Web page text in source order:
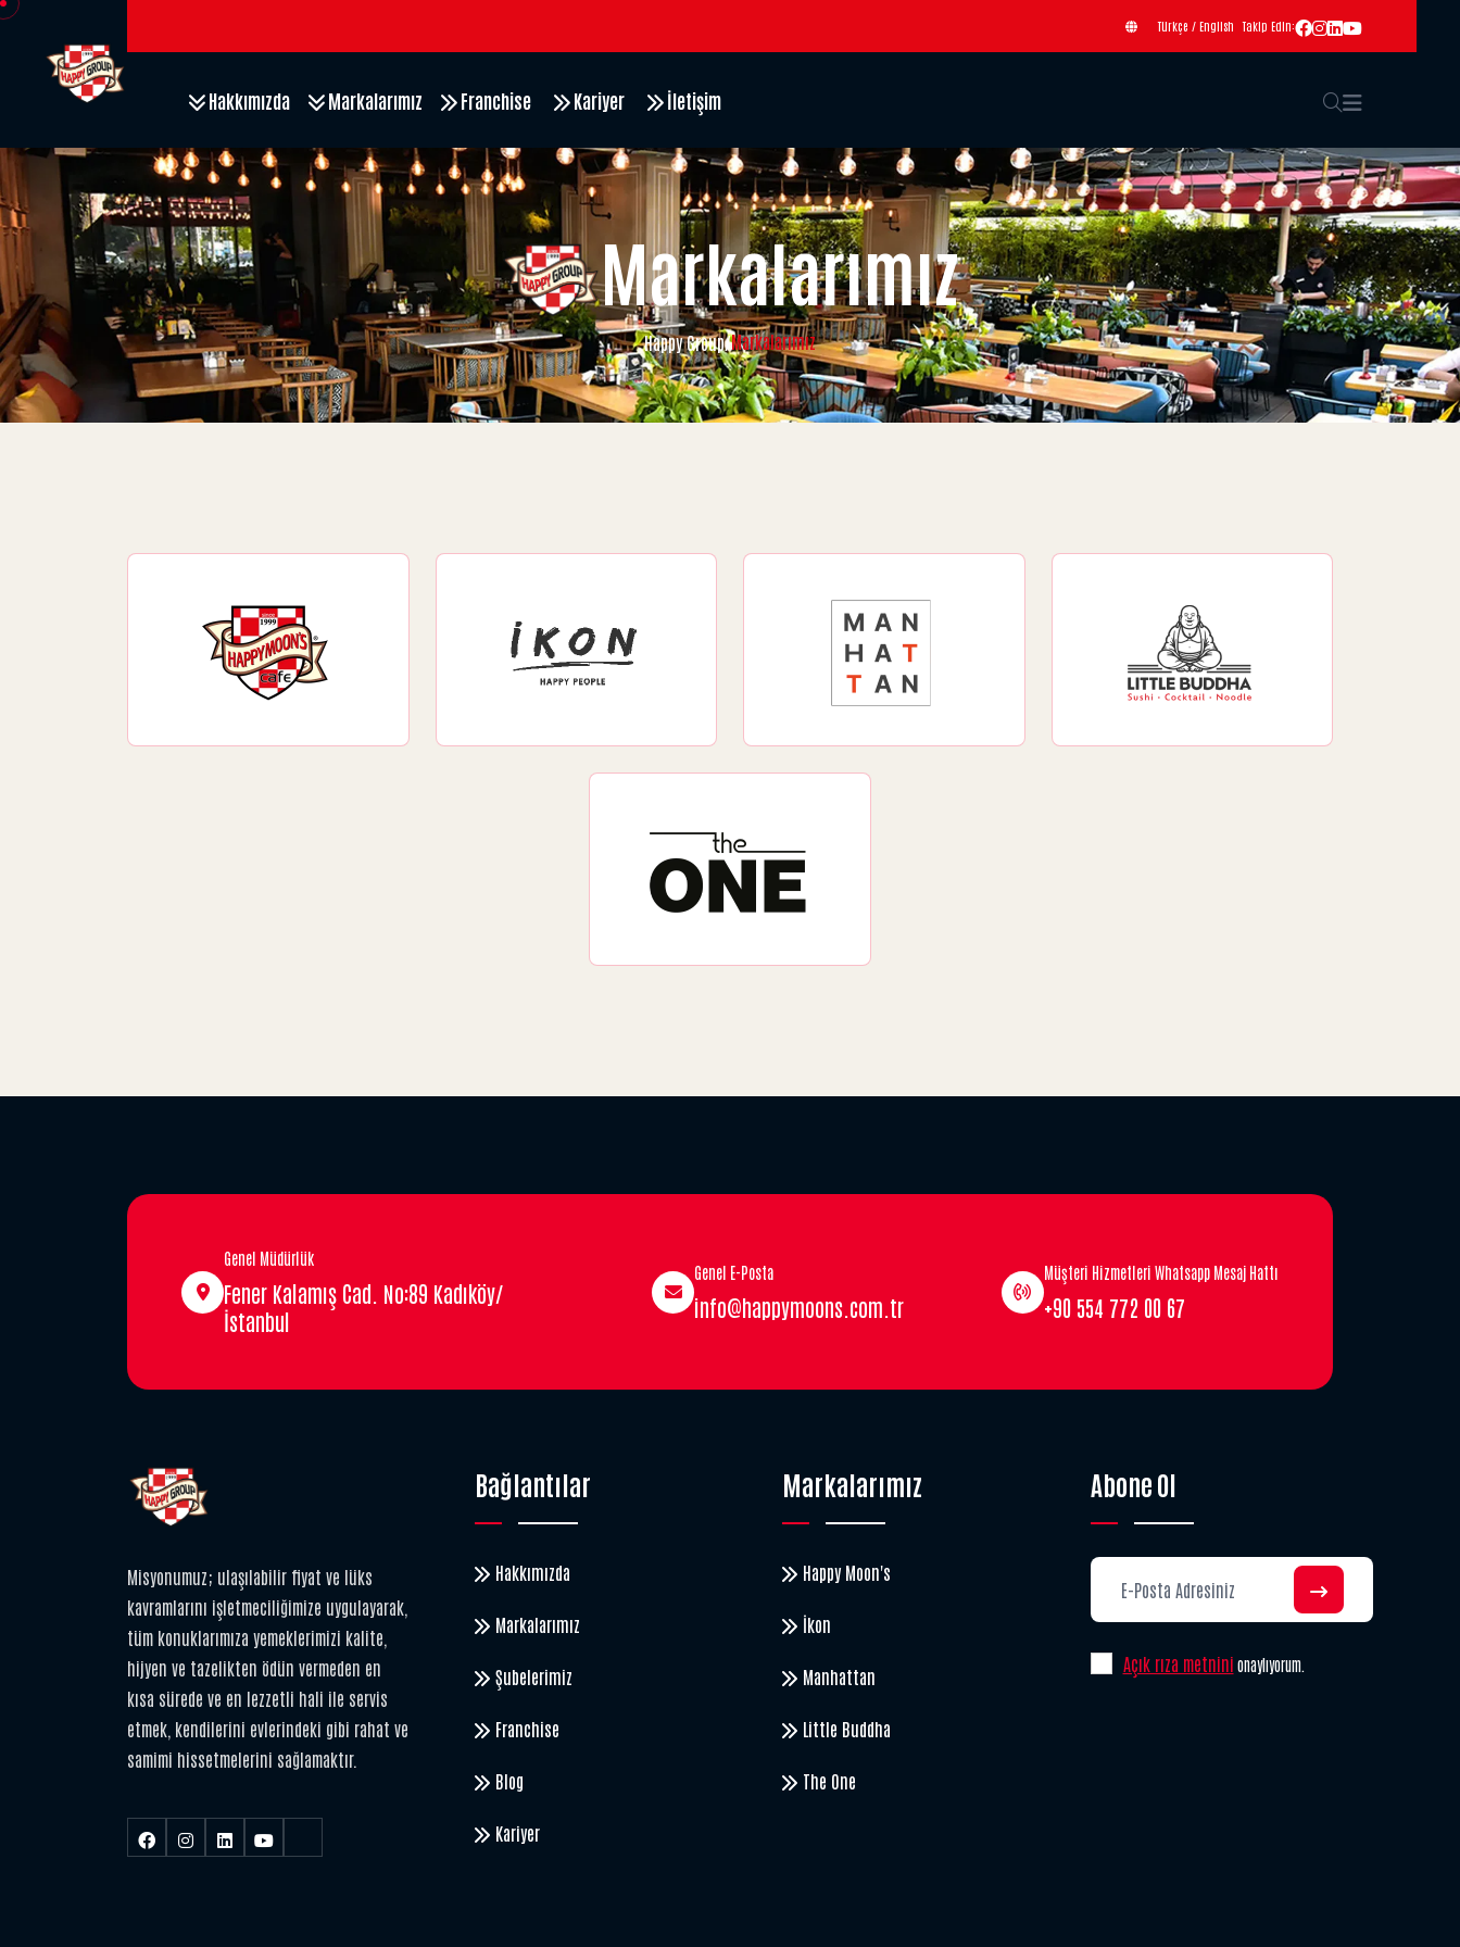
Türkçe / English Takip Edin:
Hakkımızda Markalarımız Franchise Kariyer İletişim
Markalarımız
Happy Group/Markalarımız
Genel Müdürlük
Fener Kalamış Cad. No:89 Kadıköy/
İstanbul
Genel E-Posta
info@happymoons.com.tr
Müşteri Hizmetleri Whatsapp Mesaj Hattı
+90 554 772 00 67
Misyonumuz; ulaşılabilir fiyat ve lüks
kavramlarını işletmeciliğimize uygulayarak,
tüm konuklarımıza yemeklerimizi kalite,
hijyen ve tazelikten ödün vermeden en
kısa sürede ve en lezzetli hali ile servis
etmek, kendilerini evlerindeki gibi rahat ve
samimi hissetmelerini sağlamaktır.
Bağlantılar
Hakkımızda
Markalarımız
Şubelerimiz
Franchise
Blog
Kariyer
Markalarımız
Happy Moon's
İkon
Manhattan
Little Buddha
The One
Abone Ol
Açık rıza metnini onaylıyorum.